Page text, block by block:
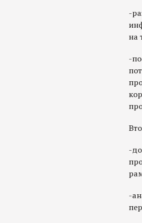
-
на
-
-
-